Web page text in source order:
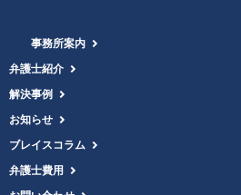
事務所案内
弁護士紹介
解決事例
お知らせ
ブレイスコラム
弁護士費用